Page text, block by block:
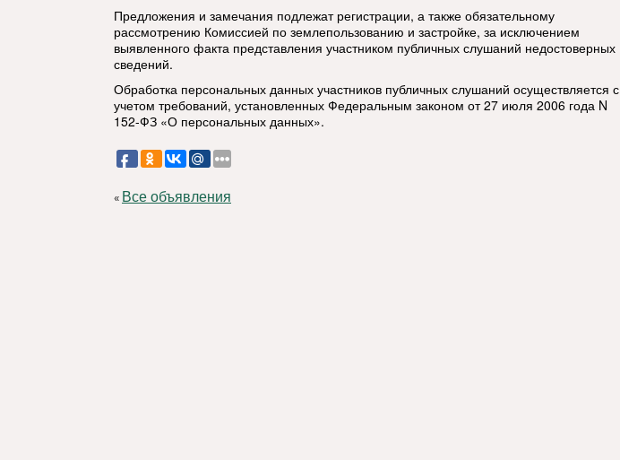
Предложения и замечания подлежат регистрации, а также обязательному
рассмотрению Комиссией по землепользованию и застройке, за исключением
выявленного факта представления участником публичных слушаний недостоверных
сведений.
Обработка персональных данных участников публичных слушаний осуществляется с
учетом требований, установленных Федеральным законом от 27 июля 2006 года N
152-ФЗ «О персональных данных».
« Все объявления